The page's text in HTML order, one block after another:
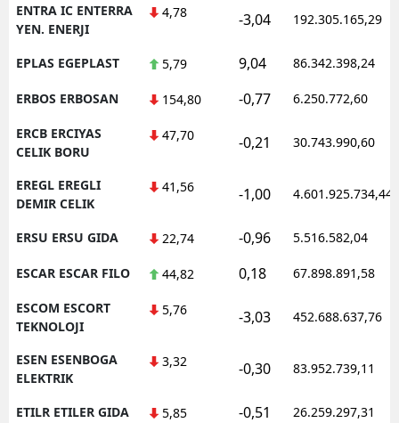
ENTRA IC ENTERRA
YEN. ENERJI
4,78 -3,04 192.305.165,29
EPLAS EGEPLAST 5,79 9,04 86.342.398,24
ERBOS ERBOSAN 154,80 -0,77 6.250.772,60
ERCB ERCIYAS
CELIK BORU
47,70 -0,21 30.743.990,60
EREGL EREGLI
DEMIR CELIK
41,56 -1,00 4.601.925.734,44
ERSU ERSU GIDA 22,74 -0,96 5.516.582,04
ESCAR ESCAR FILO 44,82 0,18 67.898.891,58
ESCOM ESCORT
TEKNOLOJI
5,76 -3,03 452.688.637,76
ESEN ESENBOGA
ELEKTRIK
3,32 -0,30 83.952.739,11
ETILR ETILER GIDA 5,85 -0,51 26.259.297,31